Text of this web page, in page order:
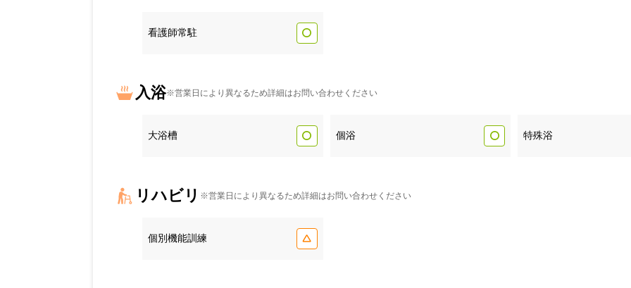
看護師常駐
入浴※営業日により異なるため詳細はお問い合わせください
大浴槽 個浴 特殊浴
リハビリ ※営業日により異なるため詳細はお問い合わせください
個別機能訓練